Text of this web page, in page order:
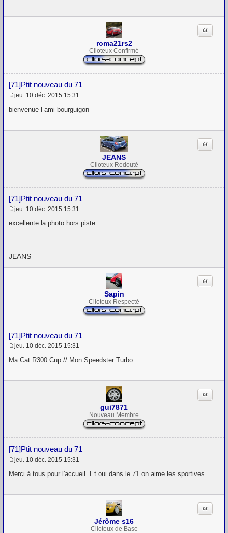
a
roma21rs2
Clioteux Confirmé
[71]Ptit nouveau du 71
Citation
e
a
jeu. 10 déc. 2015 15:31
bienvenue l ami bourguigon
JEANS
Clioteux Redouté
[71]Ptit nouveau du 71
Citation
e
g
e
jeu. 10 déc. 2015 15:31
excellente la photo hors piste
JEANS
Sapin
Clioteux Respecté
[71]Ptit nouveau du 71
Citation
e
a
jeu. 10 déc. 2015 15:31
Ma Cat R300 Cup // Mon Speedster Turbo
gui7871
Nouveau Membre
[71]Ptit nouveau du 71
Citation
M
e
a
jeu. 10 déc. 2015 15:31
Merci à tous pour l'accueil. Et oui dans le 71 on aime les sportives.
Jérôme s16
Clioteux de Base
Citation